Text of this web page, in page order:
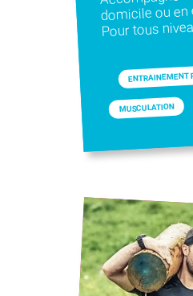
domicile ou en
Pour tous
ENTRAINEMENT
MUSCULATION